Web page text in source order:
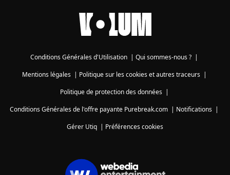
Conditions Générales d'Utilisation | Qui sommes-nous ? |
Mentions légales| Politique sur les cookies et autres traceurs|
Politique de protection des données|
Conditions Générales de l'offre payante Purebreak.com | Notifications |
Gérer Utiq | Préférences cookies